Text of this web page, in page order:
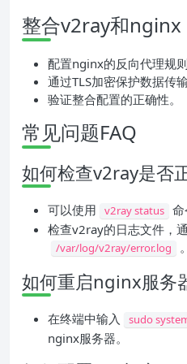
整合v2ray和nginx
配置nginx的反向代理规
通过TLS加密保护数据传输
验证整合配置的正确性。
常见问题FAQ
如何检查v2ray是否
可以使用 v2ray status 命
检查v2ray的日志文件，
/var/log/v2ray/error.log 。
如何重启nginx服务
在终端中输入 sudo
nginx服务器。